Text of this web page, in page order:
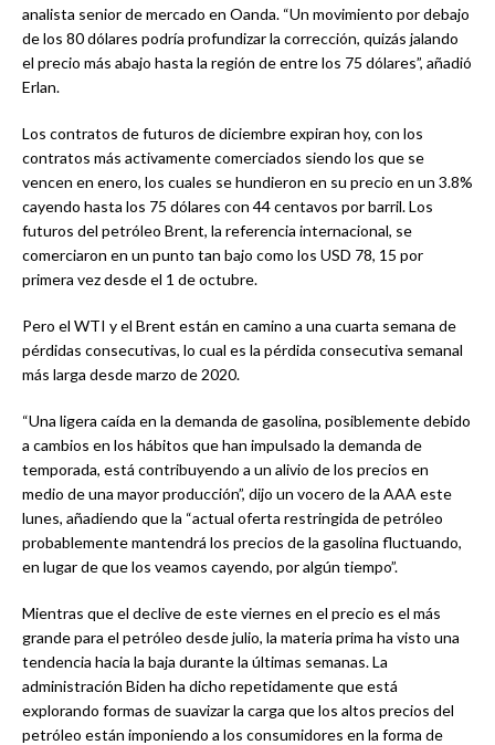
analista senior de mercado en Oanda. “Un movimiento por debajo
de los 80 dólares podría profundizar la corrección, quizás jalando
el precio más abajo hasta la región de entre los 75 dólares”, añadió
Erlan.
Los contratos de futuros de diciembre expiran hoy, con los
contratos más activamente comerciados siendo los que se
vencen en enero, los cuales se hundieron en su precio en un 3.8%
cayendo hasta los 75 dólares con 44 centavos por barril. Los
futuros del petróleo Brent, la referencia internacional, se
comerciaron en un punto tan bajo como los USD 78, 15 por
primera vez desde el 1 de octubre.
Pero el WTI y el Brent están en camino a una cuarta semana de
pérdidas consecutivas, lo cual es la pérdida consecutiva semanal
más larga desde marzo de 2020.
“Una ligera caída en la demanda de gasolina, posiblemente debido
a cambios en los hábitos que han impulsado la demanda de
temporada, está contribuyendo a un alivio de los precios en
medio de una mayor producción”, dijo un vocero de la AAA este
lunes, añadiendo que la “actual oferta restringida de petróleo
probablemente mantendrá los precios de la gasolina fluctuando,
en lugar de que los veamos cayendo, por algún tiempo”.
Mientras que el declive de este viernes en el precio es el más
grande para el petróleo desde julio, la materia prima ha visto una
tendencia hacia la baja durante la últimas semanas. La
administración Biden ha dicho repetidamente que está
explorando formas de suavizar la carga que los altos precios del
petróleo están imponiendo a los consumidores en la forma de